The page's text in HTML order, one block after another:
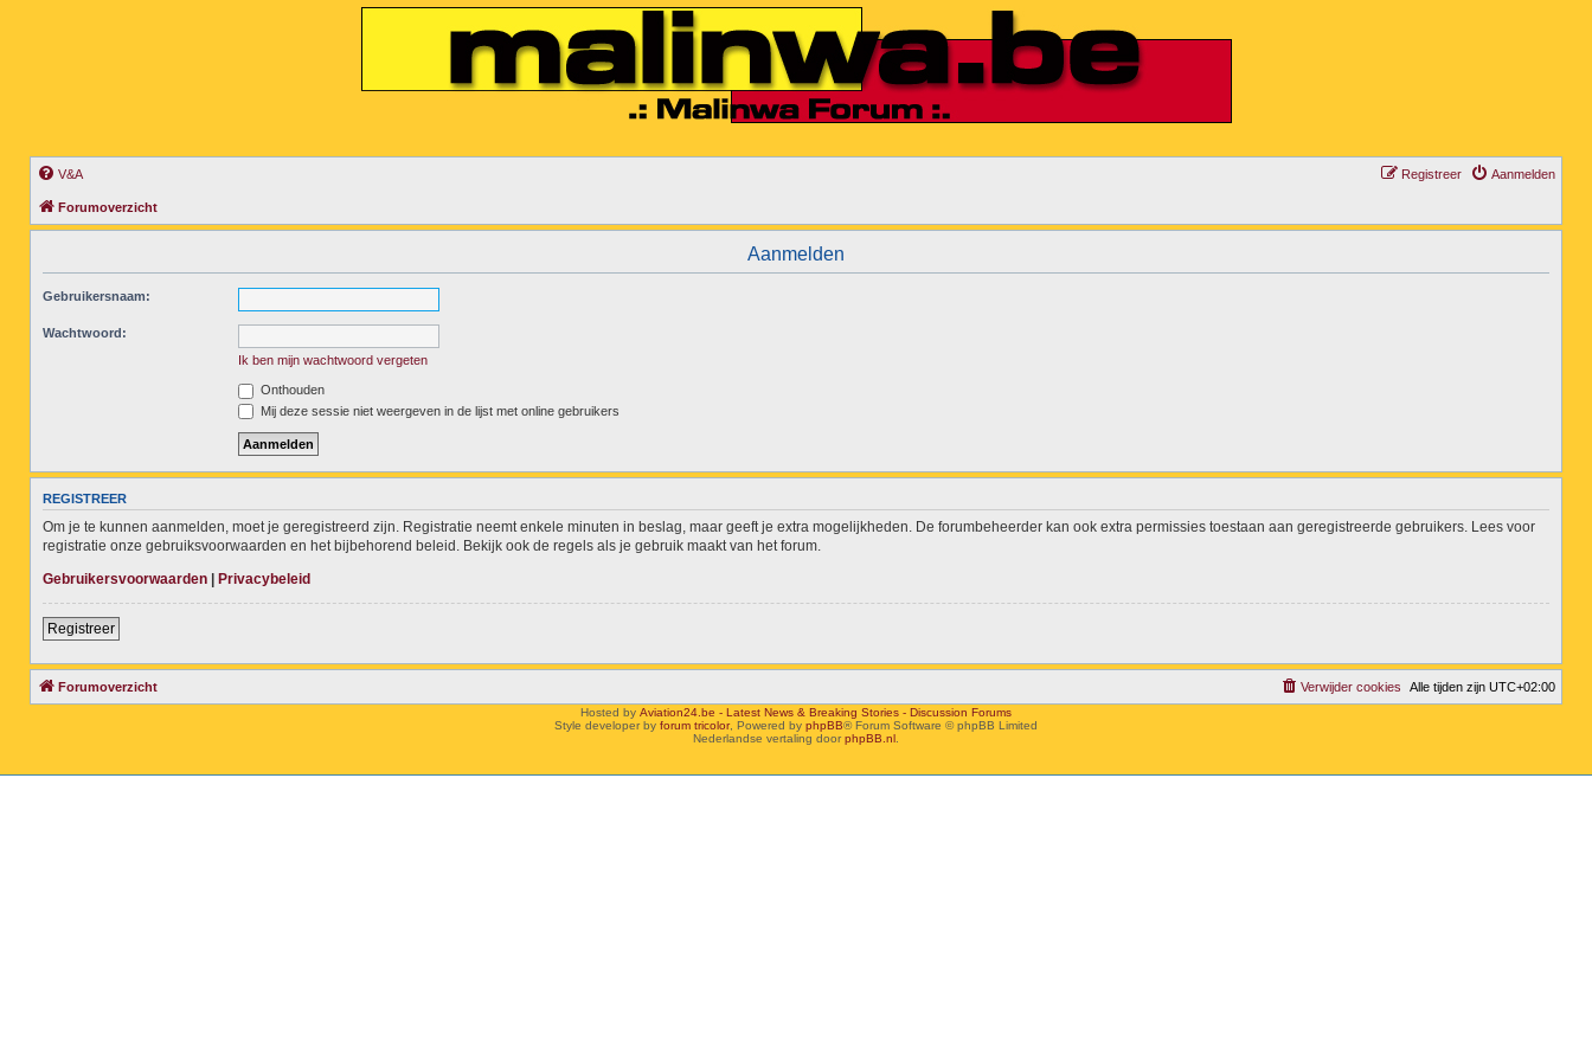
V&A Aanmelden
Registreer
Forumoverzicht
Aanmelden
Gebruikersnaam:
Wachtwoord:
Ik ben mijn wachtwoord vergeten
Onthouden
Mij deze sessie niet weergeven in de lijst met online gebruikers
REGISTREER
Om je te kunnen aanmelden, moet je geregistreerd zijn. Registratie neemt enkele minuten in beslag, maar geeft je extra mogelijkheden. De forumbeheerder kan ook extra permissies toestaan aan geregistreerde gebruikers. Lees voor
registratie onze gebruiksvoorwaarden en het bijbehorend beleid. Bekijk ook de regels als je gebruik maakt van het forum.
Gebruikersvoorwaarden | Privacybeleid
Registreer
Forumoverzicht Alle tijden zijn UTC+02:00
Verwijder cookies
Hosted by Aviation24.be - Latest News & Breaking Stories - Discussion Forums
Style developer by forum tricolor, Powered by phpBB® Forum Software © phpBB Limited
Nederlandse vertaling doorphpBB.nl